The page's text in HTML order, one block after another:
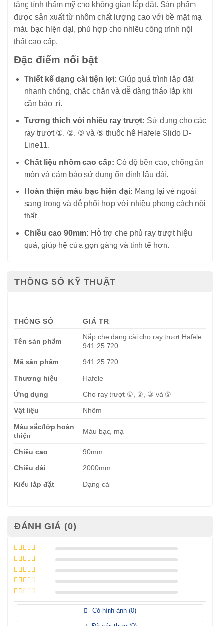
tăng tính thẩm mỹ cho không gian lắp đặt. Sản phẩm
được sản xuất từ nhôm chất lượng cao với bề mặt mạ
màu bạc hiện đại, phù hợp cho nhiều công trình nội
thất cao cấp.
Đặc điểm nổi bật
Thiết kế dạng cài tiện lợi: Giúp quá trình lắp đặt
nhanh chóng, chắc chắn và dễ dàng tháo lắp khi
cần bảo trì.
Tương thích với nhiều ray trượt: Sử dụng cho các
ray trượt ①, ②, ③ và ⑤ thuộc hệ Hafele Slido D-
Line11.
Chất liệu nhôm cao cấp: Có độ bền cao, chống ăn
mòn và đảm bảo sử dụng ổn định lâu dài.
Hoàn thiện màu bạc hiện đại: Mang lại vẻ ngoài
sang trọng và dễ phối hợp với nhiều phong cách nội
thất.
Chiều cao 90mm: Hỗ trợ che phủ ray trượt hiệu
quả, giúp hệ cửa gọn gàng và tinh tế hơn.
THÔNG SỐ KỸ THUẬT
THÔNG SỐ GIÁ TRỊ
Tên sản phẩm
Nắp che dạng cài cho ray trượt Hafele
941.25.720
Mã sản phẩm 941.25.720
Thương hiệu Hafele
Ứng dụng Cho ray trượt ①, ②, ③ và ⑤
Vật liệu Nhôm
Màu sắc/lớp hoàn
thiện
Màu bạc, mạ
Chiều cao 90mm
Chiều dài 2000mm
Kiểu lắp đặt Dạng cài
ĐÁNH GIÁ (0)
Được xếp
hạng55 sao
Được xếp
hạng45
sao
Được
xếp
hạng3
5 sao
Được
hạng
sao
Được
hạng
1
Có hình ảnh (0)